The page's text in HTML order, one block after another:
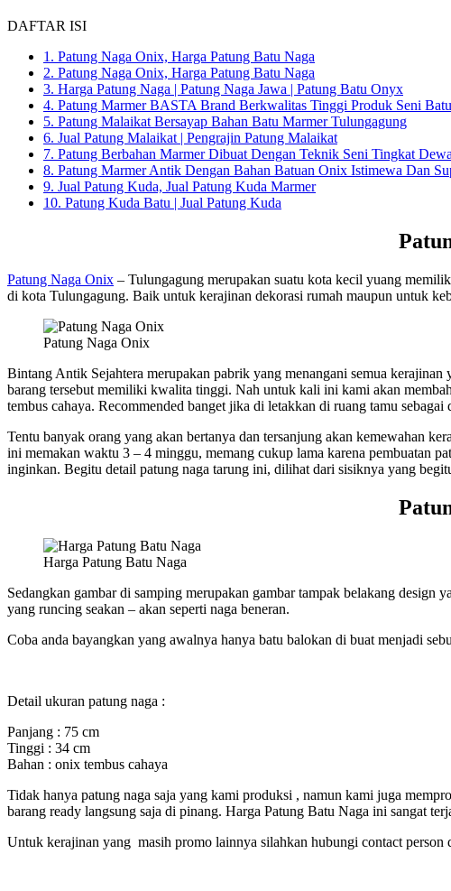
DAFTAR ISI
1. Patung Naga Onix, Harga Patung Batu Naga
2. Patung Naga Onix, Harga Patung Batu Naga
3. Harga Patung Naga | Patung Naga Jawa | Patung Batu Onyx
4. Patung Marmer BASTA Brand Berkwalitas Tinggi Produk Seni
5. Patung Malaikat Bersayap Bahan Batu Marmer Tulungagung
6. Jual Patung Malaikat | Pengrajin Patung Malaikat
7. Patung Berbahan Marmer Dibuat Dengan Teknik Seni Tingkat
8. Patung Marmer Antik Dengan Bahan Batuan Onix Istimewa Dan
9. Jual Patung Kuda, Jual Patung Kuda Marmer
10. Patung Kuda Batu | Jual Patung Kuda
Patung Naga Onix – Tulungagung merupakan suatu kota kecil yuang
di kota Tulungagung. Baik untuk kerajinan dekorasi rumah maupun untuk
Patung Naga Onix
Bintang Antik Sejahtera merupakan pabrik yang menangani semua
barang tersebut memiliki kwalita tinggi. Nah untuk kali ini kami akan
tembus cahaya. Recommended banget jika di letakkan di ruang tamu sebagai
Tentu banyak orang yang akan bertanya dan tersanjung akan kemewahan
ini memakan waktu 3 – 4 minggu, memang cukup lama karena pembuatan
inginkan. Begitu detail patung naga tarung ini, dilihat dari sisiknya yang
Harga Patung Batu Naga
Sedangkan gambar di samping merupakan gambar tampak belakang design
yang runcing seakan – akan seperti naga beneran.
Coba anda bayangkan yang awalnya hanya batu balokan di buat menjadi
Detail ukuran patung naga :
Panjang : 75 cm
Tinggi : 34 cm
Bahan : onix tembus cahaya
Tidak hanya patung naga saja yang kami produksi , namun kami juga
barang ready langsung saja di pinang. Harga Patung Batu Naga ini sangat
Untuk kerajinan yang masih promo lainnya silahkan hubungi contact person